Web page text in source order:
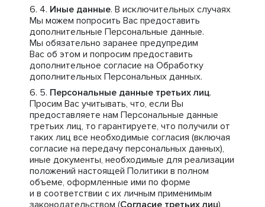
Иные данные. В исключительных случаях
Мы можем попросить Вас предоставить
дополнительные Персональные данные.
Мы обязательно заранее предупредим
Вас об этом и попросим предоставить
дополнительное согласие на Обработку
дополнительных Персональных данных.
Персональные данные третьих лиц.
Просим Вас учитывать, что, если Вы
предоставляете нам Персональные данные
третьих лиц, то гарантируете, что получили от
таких лиц все необходимые согласия (включая
согласие на передачу персональных данных),
иные документы, необходимые для реализации
положений настоящей Политики в полном
объеме, оформленные ими по форме
и в соответствии с их личным применимым
законодательством (Согласие третьих лиц),